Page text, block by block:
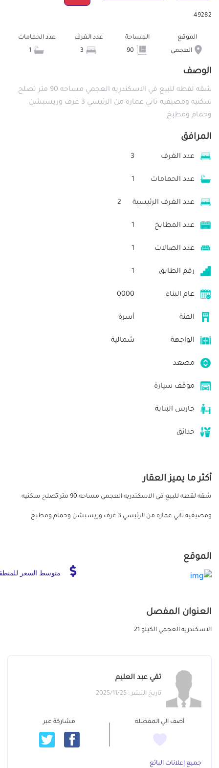
49282
الموقع
العجمي
المساحة
عدد الغرف
عدد الحمامات
الوصف
شقه لقطه للبيع في الاسكندريه العجمي مساحه 90 متر تصلح
سكنيه ومصيفيه تاني عماره من الرئيسي 3 غرف وريسبشن
وحمام ومطبخ
المرافق
عدد الغرف 3
عدد الحمامات 1
عدد الغرف الرئيسية 2
عدد المطابخ 1
عدد الصالات 1
رقم الطابق 1
عام البناء 0000
الفئة أسرة
الواجهة شمالية
مصعد
موقف سيارة
حارس البناية
حدائق
أكثر ما يميز العقار
شقه لقطه للبيع في الاسكندريه العجمي مساحه 90 متر تصلح سكنيه
ومصيفيه تاني عماره من الرئيسي 3 غرف وريسبشن وحمام ومطبخ
الموقع
متوسط السعر
العنوان المفصل
الاسكندريه العجمي الكيلو 21
تقي عبد العليم
تاريخ النشر : 2025/11/25
أضف الي المفضلة مشاركة عبر
جميع إعلانات البائع